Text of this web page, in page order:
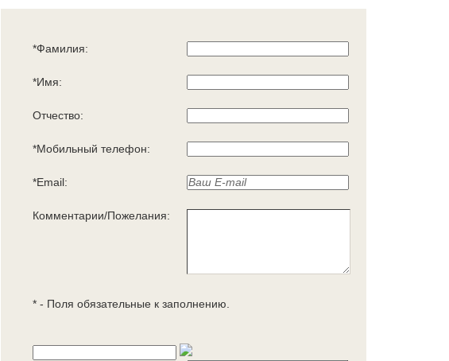
*Фамилия:
*Имя:
Отчество:
*Мобильный телефон:
*Email:
Комментарии/Пожелания:
* - Поля обязательные к заполнению.